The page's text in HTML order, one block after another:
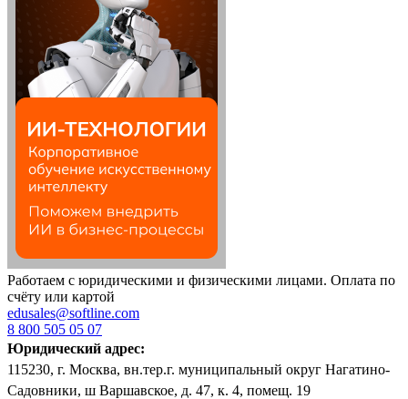
Работаем с юридическими и физическими лицами. Оплата по
счёту или картой
edusales@softline.com
8 800 505 05 07
Юридический адрес:
115230, г. Москва, вн.тер.г. муниципальный округ Нагатино-
Садовники, ш Варшавское, д. 47, к. 4, помещ. 19